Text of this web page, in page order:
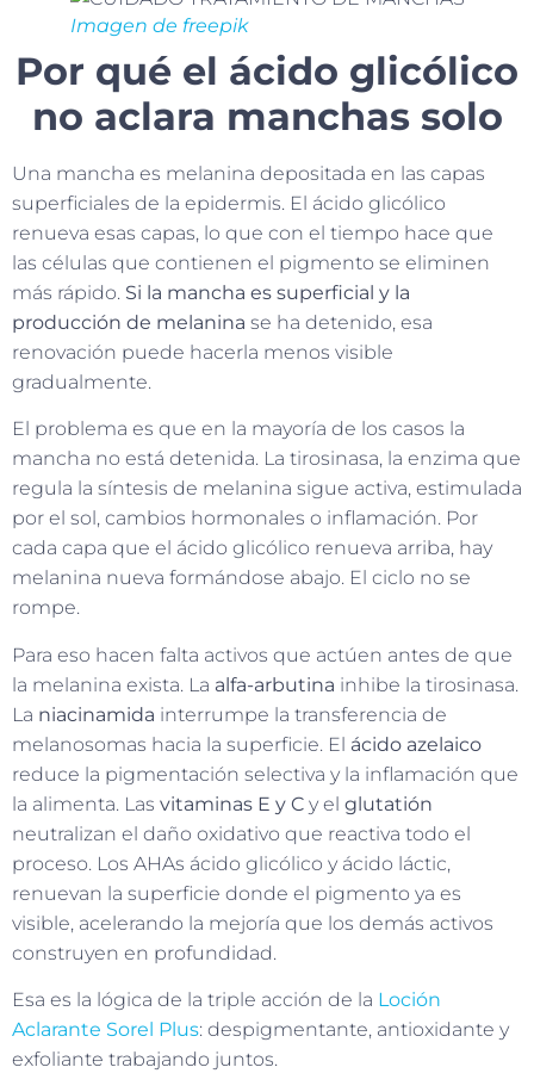
Imagen de freepik
Por qué el ácido glicólico
no aclara manchas solo
Una mancha es melanina depositada en las capas
superficiales de la epidermis. El ácido glicólico
renueva esas capas, lo que con el tiempo hace que
las células que contienen el pigmento se eliminen
más rápido. Si la mancha es superficial y la
producción de melanina se ha detenido, esa
renovación puede hacerla menos visible
gradualmente.
El problema es que en la mayoría de los casos la
mancha no está detenida. La tirosinasa, la enzima que
regula la síntesis de melanina sigue activa, estimulada
por el sol, cambios hormonales o inflamación. Por
cada capa que el ácido glicólico renueva arriba, hay
melanina nueva formándose abajo. El ciclo no se
rompe.
Para eso hacen falta activos que actúen antes de que
la melanina exista. La alfa-arbutina inhibe la tirosinasa.
La niacinamida interrumpe la transferencia de
melanosomas hacia la superficie. El ácido azelaico
reduce la pigmentación selectiva y la inflamación que
la alimenta. Las vitaminas E y C y el glutatión
neutralizan el daño oxidativo que reactiva todo el
proceso. Los AHAs ácido glicólico y ácido láctic,
renuevan la superficie donde el pigmento ya es
visible, acelerando la mejoría que los demás activos
construyen en profundidad.
Esa es la lógica de la triple acción de la Loción
Aclarante Sorel Plus: despigmentante, antioxidante y
exfoliante trabajando juntos.